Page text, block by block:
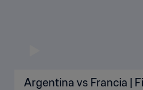
Argentina vs Francia |